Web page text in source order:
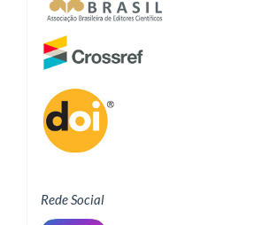
Rede Social